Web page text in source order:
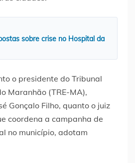
sobre crise no Hospital da
o presidente do Tribunal
Maranhão (TRE-MA),
Gonçalo Filho, quanto o juiz
coordena a campanha de
no município, adotam